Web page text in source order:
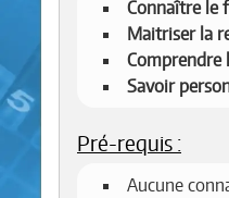
Connaître le
Maitriser la
Comprendre
Savoir
Pré-requis :
Aucune